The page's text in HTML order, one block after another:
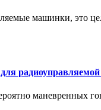
машинки, это
маневренных